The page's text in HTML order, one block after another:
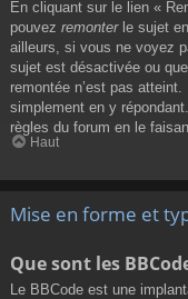
En cliquant sur le lien «
pouvez remonterle sujet
ailleurs, si vous ne voyez
sujet est désactivée ou
remontée n’est pas
simplement en y
règles du forum en le
Haut
Mise en forme et
Que sont les
Le BBCode est une